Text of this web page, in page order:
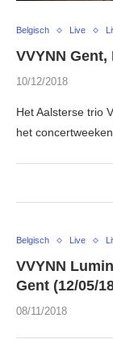
Belgisch Live
VVYNN
10/12/2018
Het Aalsterse trio
het
Belgisch Live
VVYNN
Gent (12/05/
08/11/2018